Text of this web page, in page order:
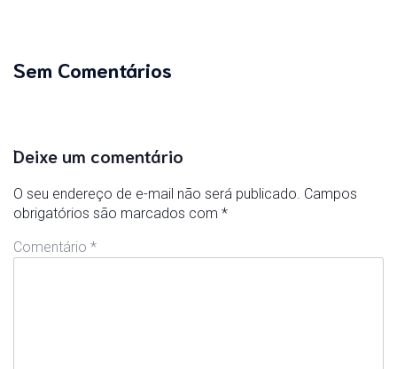
Sem Comentários
Deixe um comentário
O seu endereço de e-mail não será publicado. Campos
obrigatórios são marcados com *
Comentário *